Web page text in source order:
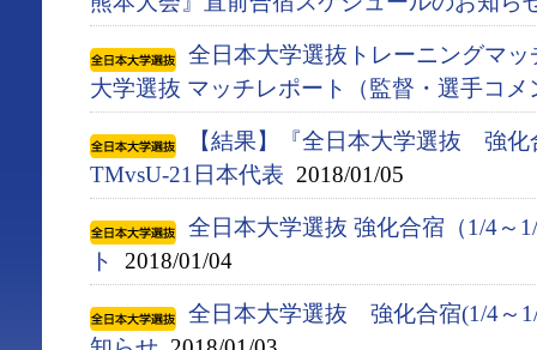
全日本大学選抜トレーニングマ
大学選抜 マッチレポート（監督・選手コメ
【結果】『全日本大学選抜 強
TMvsU-21日本代表 2018/01/05
全日本大学選抜 強化合宿（1/4～
ト
2018/01/04
全日本大学選抜 強化合宿(1/4～